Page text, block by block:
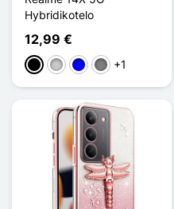
Hybridikotelo
12,99 €
MustaTransparent
SininenGris Transparent
+1